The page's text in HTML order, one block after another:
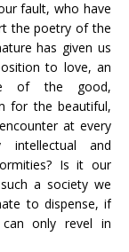
fault, who have
the poetry of the
has given us
to love, an
of the good,
for the beautiful,
at every
intellectual and
Is it our
a society we
to dispense, if
only revel in